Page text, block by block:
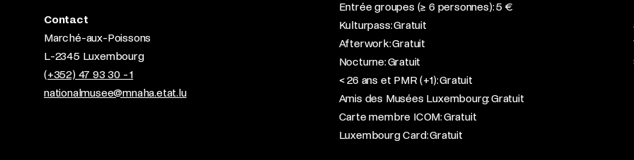
Contact
Marché-aux-Poissons
L-2345 Luxembourg
(+352) 47 93 30 - 1
nationalmusee@mnaha.etat.lu
Entrée groupes (≥ 6 personnes): 5 €
Kulturpass: Gratuit
Afterwork: Gratuit
Nocturne: Gratuit
< 26 ans et PMR (+1): Gratuit
Amis des Musées Luxembourg: Gratuit
Carte membre ICOM: Gratuit
Luxembourg Card: Gratuit